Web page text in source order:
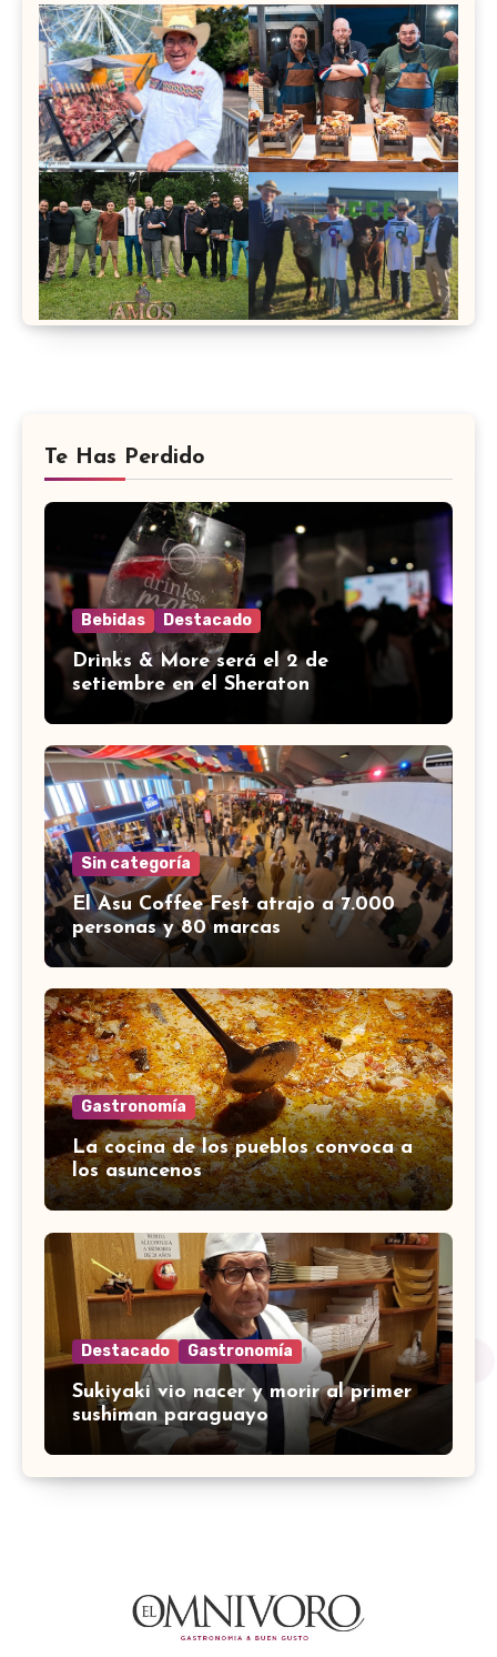
Te Has Perdido
Bebidas Destacado
Drinks & More será el 2 de
setiembre en el Sheraton
Sin categoría
El Asu Coffee Fest atrajo a 7.000
personas y 80 marcas
Gastronomía
La cocina de los pueblos convoca a
los asuncenos
Destacado Gastronomía
Sukiyaki vio nacer y morir al primer
sushiman paraguayo